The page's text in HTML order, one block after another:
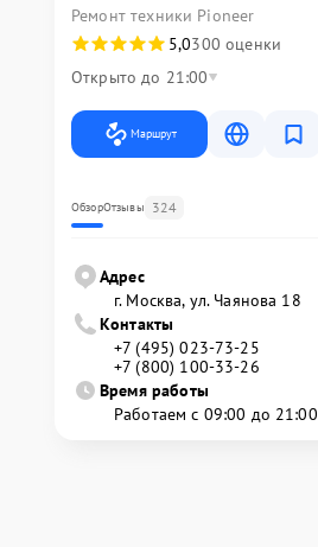
Ремонт техники Pioneer
5,0300 оценки
Открыто до 21:00
Маршрут
ОбзорОтзывы 324
Адрес
г. Москва, ул. Чаянова 18
Контакты
+7 (495) 023-73-25
+7 (800) 100-33-26
Время работы
Работаем с 09:00 до 21:00